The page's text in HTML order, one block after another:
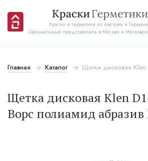
Краски и герметики из Австрии и
Официальный представитель в Москве и
Главная Каталог Щетка дисковая
Щетка дисковая Klen
Ворс полиамид абразив